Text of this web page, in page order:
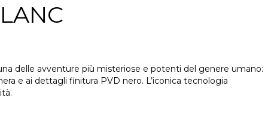
delle avventure più misteriose e potenti del genere umano:
e ai dettagli finitura PVD nero. L’iconica tecnologia